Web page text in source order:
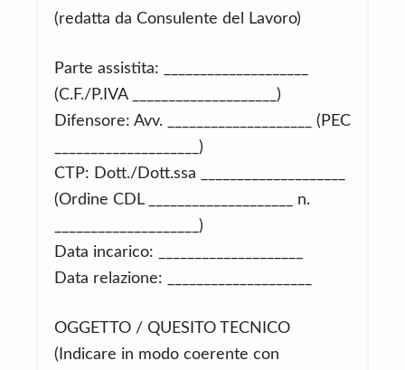
(redatta da Consulente del Lavoro)
Parte assistita: ____________________
(C.F./P.IVA ____________________)
Difensore: Avv. ____________________ (PEC
____________________)
CTP: Dott./Dott.ssa ____________________
(Ordine CDL ____________________ n.
____________________)
Data incarico: ____________________
Data relazione: ____________________
OGGETTO / QUESITO TECNICO
(Indicare in modo coerente con